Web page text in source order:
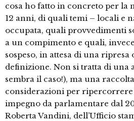
cosa ho fatto in concreto per la
12 anni, di quali temi – locali e
occupata, quali provvedimenti
a un compimento e quali,
sospeso, in attesa di una ripresa
definizione. Non si tratta di una
sembra il caso!), ma una
considerazioni per
impegno da parlamentare dal
Roberta Vandini, dell’Ufficio